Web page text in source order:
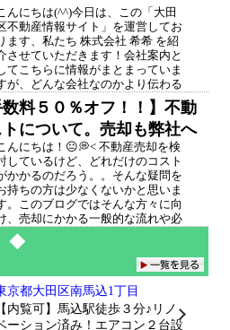
...
んにちは(^^)今日は、この「大田
不動産情報サイト」を運営してお
ます、私たち 株式会社 希希 を紹
させていただきます！会社案内と
てこちらに情報がまとまっていま
が、どんな会社なのかより伝わる
うに書いていきたいと思います✨
している会社なの？弊社は、「大
区不動産情報サイト」の運営だけ
な...
数料５０％オフ！！】不動
について。売却も弊社へ
(^^)
んにちは！😐💭< 不動産売却を検
しているけど、どれだけのコスト
かかるのだろう。。そんな疑問を
持ちの方は少なくないかと思いま
。このブログではそんな方々に向
、売却にかかる一般的な流れや必
になるもの、費用などをご説明し
す！現代は調べればどんな情報も
手に入る一方で情報の信憑性が気に
るところ...
◆ Ｋ Ｉ Ｋ Ｉ ◆
京都大田区南馬込1丁目
【内覧可】馬込駅徒歩３分♪リノ
ーション済み！エアコン２台設